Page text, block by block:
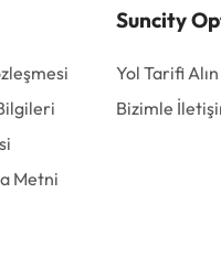
Metni
Suncity
Yol Tarifi Alın
Bizimle